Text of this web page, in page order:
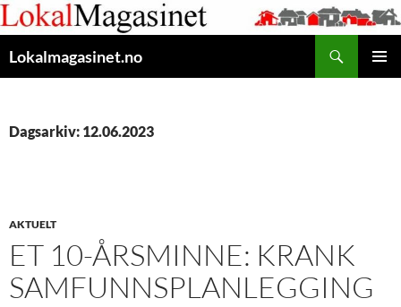
Gå
til
innhaldet
Lokalmagasinet.no
Dagsarkiv: 12.06.2023
AKTUELT
ET 10-ÅRSMINNE: KRANK
SAMFUNNSPLANLEGGING